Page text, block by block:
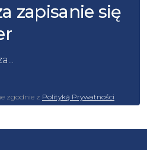
zapisanie się
zgodnie z Polityką Prywatności